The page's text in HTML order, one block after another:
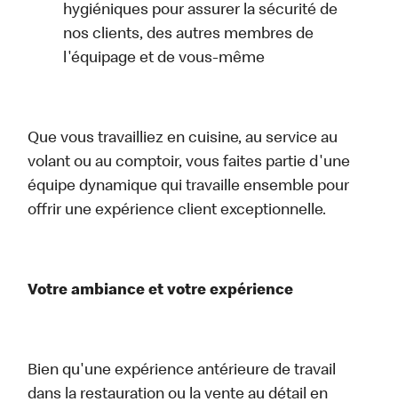
hygiéniques pour assurer la sécurité de
nos clients, des autres membres de
l'équipage et de vous-même
Que vous travailliez en cuisine, au service au
volant ou au comptoir, vous faites partie d'une
équipe dynamique qui travaille ensemble pour
offrir une expérience client exceptionnelle.
Votre ambiance et votre expérience
Bien qu'une expérience antérieure de travail
dans la restauration ou la vente au détail en